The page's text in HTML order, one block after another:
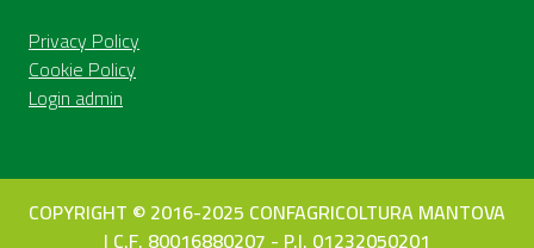
Privacy Policy
Cookie Policy
Login admin
COPYRIGHT © 2016-2025 CONFAGRICOLTURA MANTOVA
| C.F. 80016880207 - P.I. 01232050201